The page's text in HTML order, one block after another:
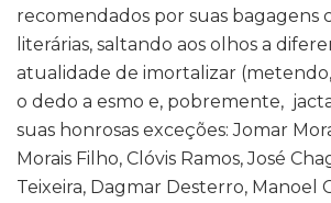
recomendados por suas bagagens
literárias, saltando aos olhos a
atualidade de imortalizar
o dedo a esmo e, pobremente,
suas honrosas exceções: Jomar
Morais Filho, Clóvis Ramos, José
Teixeira, Dagmar Desterro, Manoel